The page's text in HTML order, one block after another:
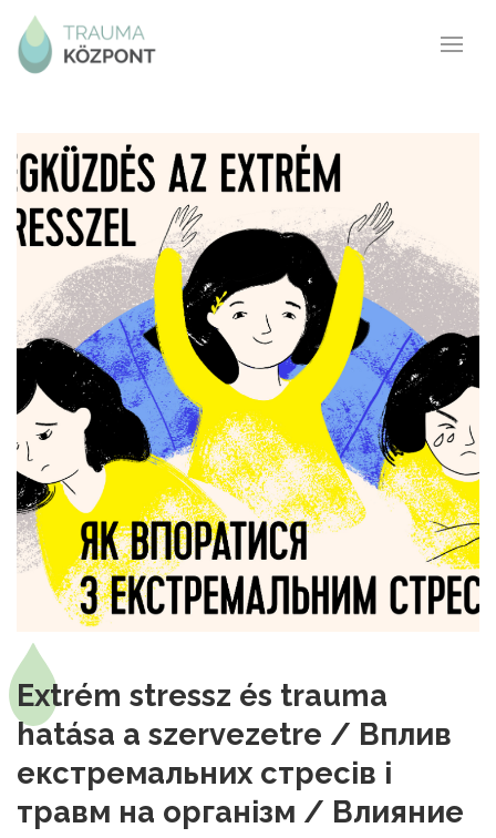
Extrém stressz és trauma
hatása a szervezetre / Вплив
екстремальних стресів і
травм на організм / Влияние